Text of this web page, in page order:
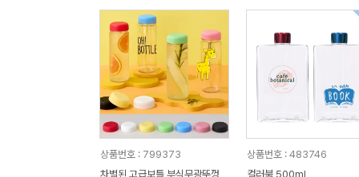
상품번호 : 799373
차별된 고급보틀 부식무광뚜껑
상품번호 : 483746
컬러북 500ml